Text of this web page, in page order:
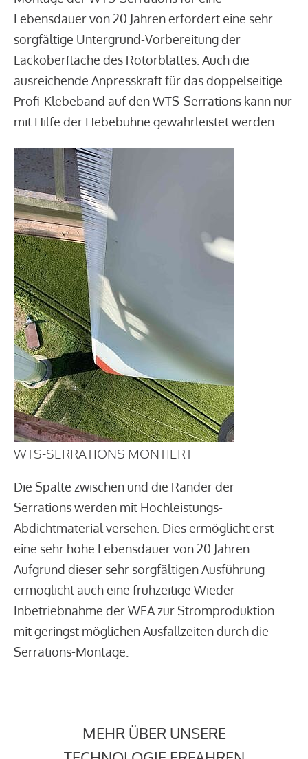
Lebensdauer von 20 Jahren erfordert eine sehr
sorgfältige Untergrund-Vorbereitung der
Lackoberfläche des Rotorblattes. Auch die
ausreichende Anpresskraft für das doppelseitige
Profi-Klebeband auf den WTS-Serrations kann nur
mit Hilfe der Hebebühne gewährleistet werden.
WTS-SERRATIONS MONTIERT
Die Spalte zwischen und die Ränder der
Serrations werden mit Hochleistungs-
Abdichtmaterial versehen. Dies ermöglicht erst
eine sehr hohe Lebensdauer von 20 Jahren.
Aufgrund dieser sehr sorgfältigen Ausführung
ermöglicht auch eine frühzeitige Wieder-
Inbetriebnahme der WEA zur Stromproduktion
mit geringst möglichen Ausfallzeiten durch die
Serrations-Montage.
MEHR ÜBER UNSERE